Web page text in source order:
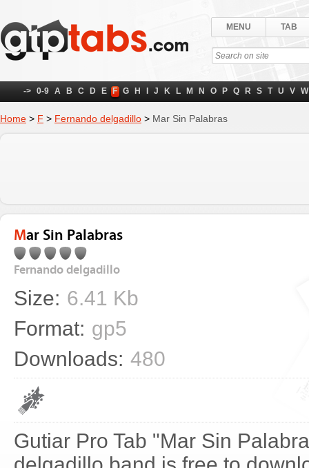
MENU TAB
-> 0-9 A B C D E F G H J K L M N O P Q R S T U V W
Home > F > Fernando delgadillo > Mar Sin Palabras
Mar Sin Palabras
Fernando delgadillo
Size: 6.41 Kb
Format: gp5
Downloads: 480
Gutiar Pro Tab "Mar Sin